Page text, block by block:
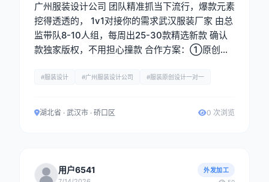
广州服装设计公司 团队精准抓当下流行，爆款元素
挖得透透的， 1v1对接你的需求武汉服装厂家 由总
监带队8-10人组，每周出25-30款精选新款 确认
款独家版权，不用担心撞款 合作方案：①原创设
#服装设计 #广州服装设计公司 #服装原创设计一对一
湖北省 · 武汉市 · 硚口区 0 次浏览
用户6541
外发加工